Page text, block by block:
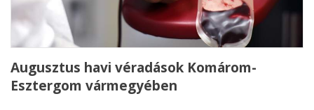
Augusztus havi véradások Komárom-
Esztergom vármegyében